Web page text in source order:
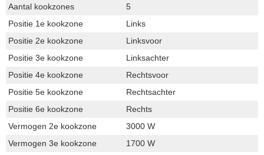
Aantal kookzones
5
Positie 1e kookzone
Links
Positie 2e kookzone
Linksvoor
Positie 3e kookzone
Linksachter
Positie 4e kookzone
Rechtsvoor
Positie 5e kookzone
Rechtsachter
Positie 6e kookzone
Rechts
Vermogen 2e kookzone
3000 W
Vermogen 3e kookzone
1700 W